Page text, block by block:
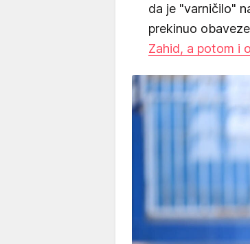
da je "varničilo"
prekinuo
Zahid, a potom i